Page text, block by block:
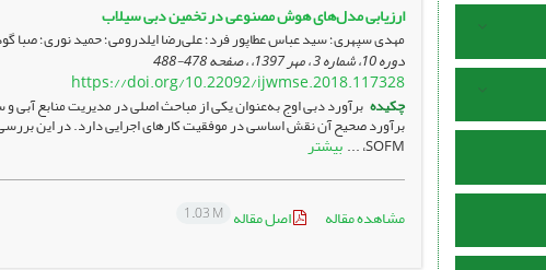
ارزیابی مدل‌های هوش مصنوعی در تخمین دبی سیلاب
مهدی سپهری؛ سید عباس عطاپور فرد؛ علی‌رضا ایلدرومی؛ حمید نوری؛ صبا
دوره 10، شماره 3 ، مهر 1397، ، صفحه 478-488
https://doi.org/10.22092/ijwmse.2018.117328
چکیده برآورد دبی ­اوج به‌عنوان یکی از مباحث اصلی در مدیریت منابع
SOFM، ... بیشتر
مشاهده مقاله اصل مقاله 1.03 M